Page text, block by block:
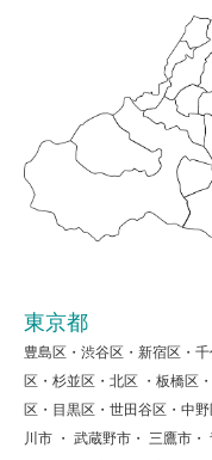
東京都
豊島区・渋谷区・新宿区・
区・杉並区・北区 ・板橋区
区・目黒区・世田谷区・中
川市 ・ 武蔵野市・ 三鷹市